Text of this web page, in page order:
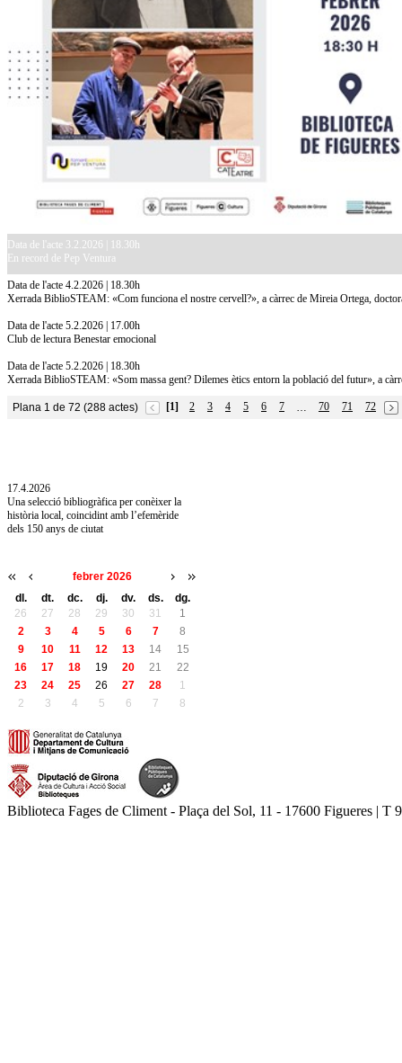
Data de l'acte 3.2.2026 | 18.30h
En record de Pep Ventura
Data de l'acte 4.2.2026 | 18.30h
Xerrada BiblioSTEAM: «Com funciona el nostre cervell?», a càrrec de Mireia Ortega,
Data de l'acte 5.2.2026 | 17.00h
Club de lectura Benestar emocional
Data de l'acte 5.2.2026 | 18.30h
Xerrada BiblioSTEAM: «Som massa gent? Dilemes ètics entorn la població del futur», a
Plana 1 de 72 (288 actes) [1] 2 3 4 5 6 7 … 70 71
72
17.4.2026
Una selecció bibliogràfica per conèixer la
història local, coincidint amb l’efemèride
dels 150 anys de ciutat
febrer 2026
dl.
dt. dc. dj. dv. ds.
dg.
26
27 28 29 30 31
1
2
3 4 5 6 7
8
9
10 11 12 13 14
15
16
17 18 19 20 21
22
23
24 25 26 27 28
1
2
3 4 5 6 7 8
Biblioteca Fages de Climent - Plaça del Sol, 11 - 17600 Figueres |